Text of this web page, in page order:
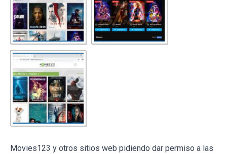
Movies123 y otros sitios web pidiendo dar permiso a las